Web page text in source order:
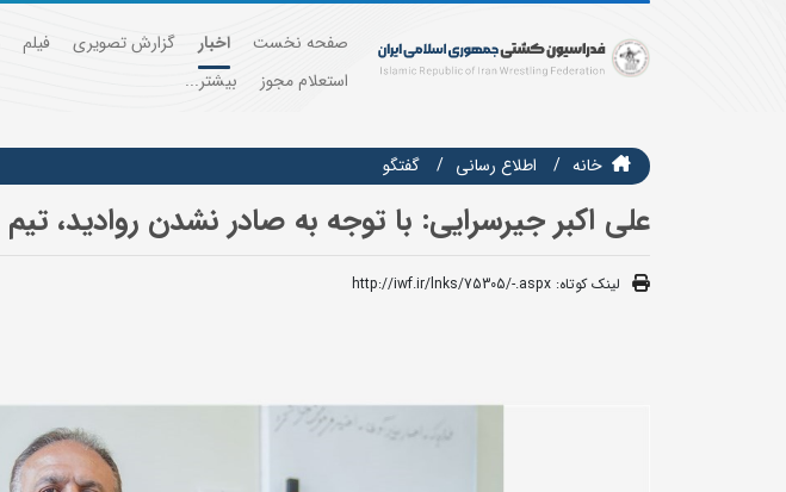
صفحه نخست اخبار گزارش تصویری فیلم
استعلام مجوز
بیشتر...
خانه اطلاع رسانی گفتگو
علی اکبر جیرسرایی: با توجه به صادر نشدن روادید،
لینک کوتاه: http://iwf.ir/lnks/75305/-.aspx